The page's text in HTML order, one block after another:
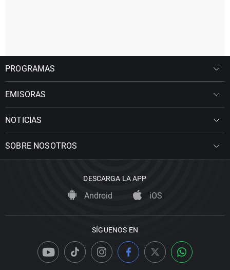
PROGRAMAS
EMISORAS
NOTICIAS
SOBRE NOSOTROS
DESCARGA LA APP
Android iOS
SÍGUENOS EN